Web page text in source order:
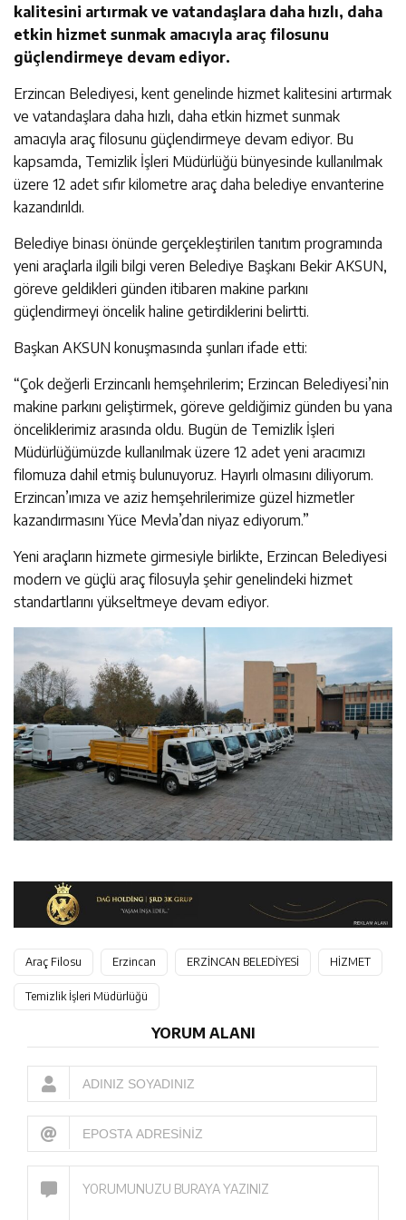
kalitesini artırmak ve vatandaşlara daha hızlı, daha
etkin hizmet sunmak amacıyla araç filosunu
güçlendirmeye devam ediyor.
Erzincan Belediyesi, kent genelinde hizmet kalitesini artırmak
ve vatandaşlara daha hızlı, daha etkin hizmet sunmak
amacıyla araç filosunu güçlendirmeye devam ediyor. Bu
kapsamda, Temizlik İşleri Müdürlüğü bünyesinde kullanılmak
üzere 12 adet sıfır kilometre araç daha belediye envanterine
kazandırıldı.
Belediye binası önünde gerçekleştirilen tanıtım programında
yeni araçlarla ilgili bilgi veren Belediye Başkanı Bekir AKSUN,
göreve geldikleri günden itibaren makine parkını
güçlendirmeyi öncelik haline getirdiklerini belirtti.
Başkan AKSUN konuşmasında şunları ifade etti:
“Çok değerli Erzincanlı hemşehrilerim; Erzincan Belediyesi’nin
makine parkını geliştirmek, göreve geldiğimiz günden bu yana
önceliklerimiz arasında oldu. Bugün de Temizlik İşleri
Müdürlüğümüzde kullanılmak üzere 12 adet yeni aracımızı
filomuza dahil etmiş bulunuyoruz. Hayırlı olmasını diliyorum.
Erzincan’ımıza ve aziz hemşehrilerimize güzel hizmetler
kazandırmasını Yüce Mevla’dan niyaz ediyorum.”
Yeni araçların hizmete girmesiyle birlikte, Erzincan Belediyesi
modern ve güçlü araç filosuyla şehir genelindeki hizmet
standartlarını yükseltmeye devam ediyor.
Araç Filosu Erzincan ERZİNCAN BELEDİYESİ HİZMET
Temizlik İşleri Müdürlüğü
YORUM ALANI